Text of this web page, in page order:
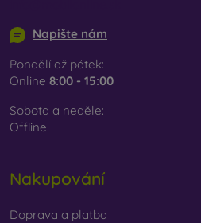
Napište nám
Pondělí až pátek:
Online 8:00 - 15:00
Sobota a neděle:
Offline
Nakupování
Doprava a platba